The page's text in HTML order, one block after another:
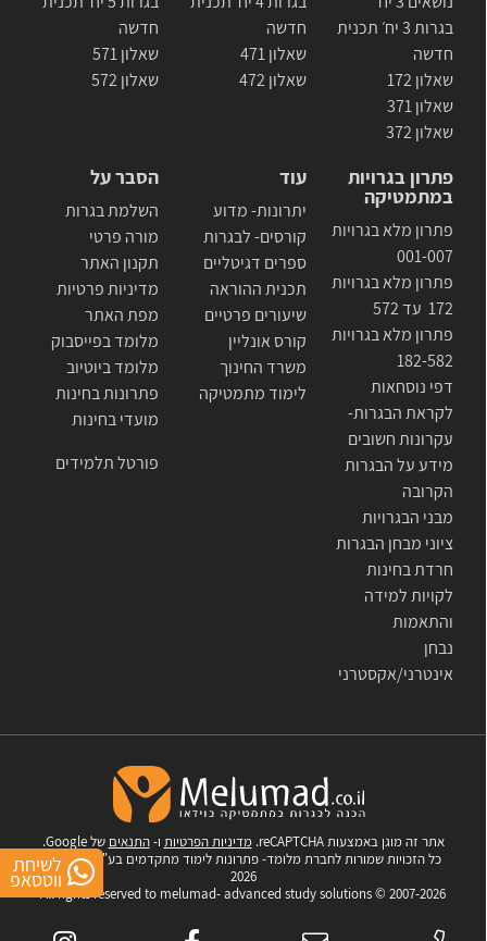
לשיחת
ווטסאפ
בגרות 3 יח׳ תכנית
חדשה
שאלון 172
שאלון 371
שאלון 372
חדשה
שאלון 471
שאלון 472
חדשה
שאלון 571
שאלון 572
פתרון בגרויות
במתמטיקה
פתרון מלא בגרויות
001-007
פתרון מלא בגרויות
172 עד 572
פתרון מלא בגרויות
182-582
דפי נוסחאות
לקראת הבגרות-
עקרונות חשובים
מידע על הבגרות
הקרובה
מבני הבגרויות
ציוני מבחן הבגרות
חרדת בחינות
לקויות למידה
והתאמות
נבחן
אינטרני/אקסטרני
עוד
יתרונות- מדוע
קורסים- לבגרות
ספרים דגיטליים
תכנית ההוראה
שיעורים פרטיים
קורס אונליין
משרד החינוך
לימוד מתמטיקה
הסבר על
השלמת בגרות
מורה פרטי
תקנון האתר
מדיניות פרטיות
מפת האתר
מלומד בפייסבוק
מלומד ביוטיוב
פתרונות בחינות
מועדי בחינות
פורטל תלמידים
אתר זה מוגן באמצעות reCAPTCHA. מדיניות הפרטיות ו-התנאים של Google.
כל הזכויות שמורות לחברת מלומד- פתרונות לימוד מתקדמים בע"מ © 2007-
2026
All rights reserved to melumad- advanced study solutions © 2007-2026